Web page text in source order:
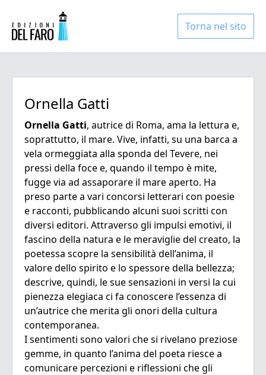
Torna nel sito
Ornella Gatti
Ornella Gatti, autrice di Roma, ama la lettura e,
soprattutto, il mare. Vive, infatti, su una barca a
vela ormeggiata alla sponda del Tevere, nei
pressi della foce e, quando il tempo è mite,
fugge via ad assaporare il mare aperto. Ha
preso parte a vari concorsi letterari con poesie
e racconti, pubblicando alcuni suoi scritti con
diversi editori. Attraverso gli impulsi emotivi, il
fascino della natura e le meraviglie del creato, la
poetessa scopre la sensibilità dell’anima, il
valore dello spirito e lo spessore della bellezza;
descrive, quindi, le sue sensazioni in versi la cui
pienezza elegiaca ci fa conoscere l’essenza di
un’autrice che merita gli onori della cultura
contemporanea.
I sentimenti sono valori che si rivelano preziose
gemme, in quanto l’anima del poeta riesce a
comunicare percezioni e riflessioni che gli